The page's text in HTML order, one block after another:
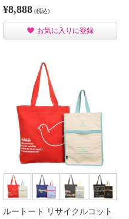
¥8,888 (税込)
お気に入りに登録
ルートート リサイクルコット